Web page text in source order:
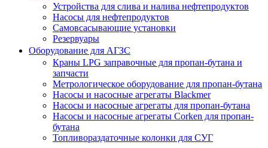
Устройства для слива и налива нефтепродуктов
Насосы для нефтепродуктов
Самовсасывающие установки
Резервуары
Оборудование для АГЗС
Краны LPG заправочные для пропан-бутана и
запчасти
Метрологическое оборудование для пропан-бутана
Насосы и насосные агрегаты Blackmer
Насосы и насосные агрегаты для пропан-бутана
Насосы и насосные агрегаты Corken для пропан-
бутана
Топливораздаточные колонки для СУГ